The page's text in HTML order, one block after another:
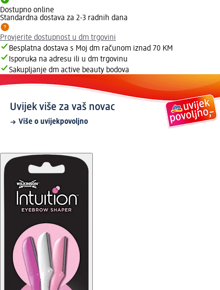
Dostupno online
Standardna dostava za 2-3 radnih dana
Provjerite dostupnost u dm trgovini
Besplatna dostava s Moj dm računom iznad 70 KM
Isporuka na adresu ili u dm trgovinu
Sakupljanje dm active beauty bodova
Uvijek više za vaš novac
Više o uvijekpovoljno